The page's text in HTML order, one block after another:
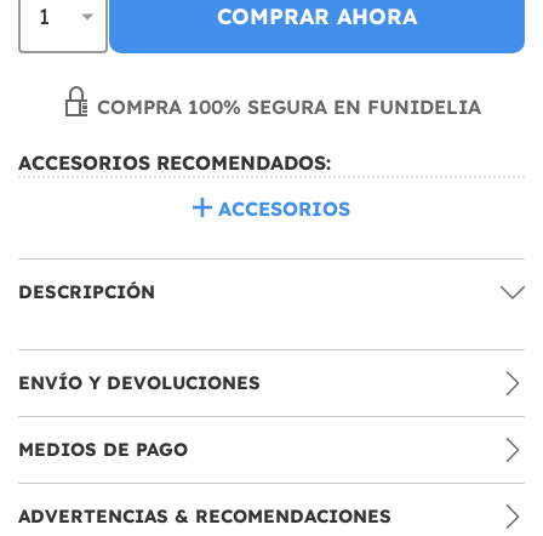
COMPRAR AHORA
COMPRA 100% SEGURA EN FUNIDELIA
ACCESORIOS RECOMENDADOS:
ACCESORIOS
DESCRIPCIÓN
ENVÍO Y DEVOLUCIONES
MEDIOS DE PAGO
ADVERTENCIAS & RECOMENDACIONES